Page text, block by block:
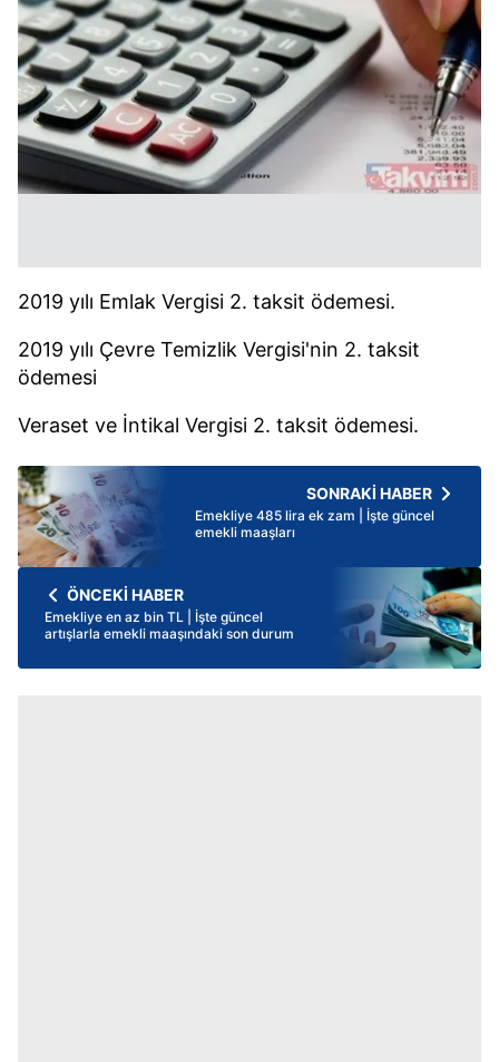
2019 yılı Emlak Vergisi 2. taksit ödemesi.
2019 yılı Çevre Temizlik Vergisi'nin 2. taksit
ödemesi
Veraset ve İntikal Vergisi 2. taksit ödemesi.
SONRAKİ HABER
Emekliye 485 lira ek zam | İşte güncel
emekli maaşları
ÖNCEKİ HABER
Emekliye en az bin TL | İşte güncel
artışlarla emekli maaşındaki son durum